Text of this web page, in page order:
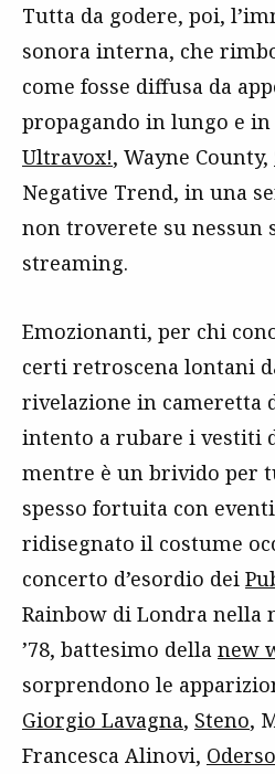
Tutta da godere, poi,
sonora interna, che
come fosse diffusa da
propagando in lungo e
Ultravox!, Wayne County,
Negative Trend, in una
non troverete su nessun
streaming.
Emozionanti, per chi
certi retroscena lontani
rivelazione in cameretta
intento a rubare i vestiti
mentre è un brivido per
spesso fortuita con
ridisegnato il costume
concerto d’esordio dei
Rainbow di Londra nella
’78, battesimo della new
sorprendono le
Giorgio Lavagna, Steno,
Francesca Alinovi,